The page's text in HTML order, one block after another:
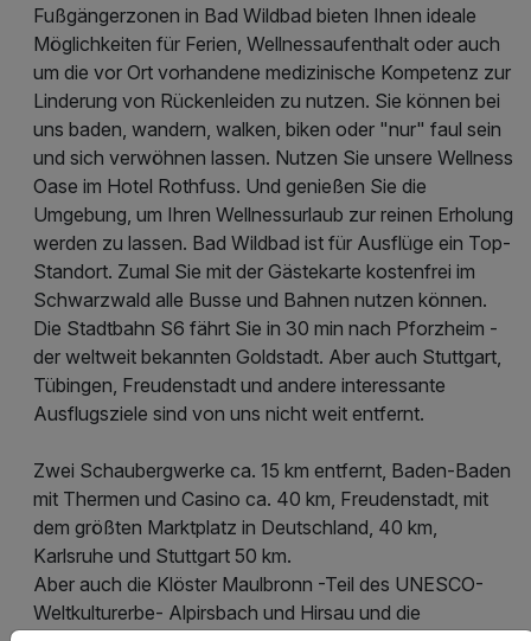
Fußgängerzonen in Bad Wildbad bieten Ihnen ideale
Möglichkeiten für Ferien, Wellnessaufenthalt oder auch
um die vor Ort vorhandene medizinische Kompetenz zur
Linderung von Rückenleiden zu nutzen. Sie können bei
uns baden, wandern, walken, biken oder "nur" faul sein
und sich verwöhnen lassen. Nutzen Sie unsere Wellness
Oase im Hotel Rothfuss. Und genießen Sie die
Umgebung, um Ihren Wellnessurlaub zur reinen Erholung
werden zu lassen. Bad Wildbad ist für Ausflüge ein Top-
Standort. Zumal Sie mit der Gästekarte kostenfrei im
Schwarzwald alle Busse und Bahnen nutzen können.
Die Stadtbahn S6 fährt Sie in 30 min nach Pforzheim -
der weltweit bekannten Goldstadt. Aber auch Stuttgart,
Tübingen, Freudenstadt und andere interessante
Ausflugsziele sind von uns nicht weit entfernt.
Zwei Schaubergwerke ca. 15 km entfernt, Baden-Baden
mit Thermen und Casino ca. 40 km, Freudenstadt, mit
dem größten Marktplatz in Deutschland, 40 km,
Karlsruhe und Stuttgart 50 km.
Aber auch die Klöster Maulbronn -Teil des UNESCO-
Weltkulturerbe- Alpirsbach und Hirsau und die